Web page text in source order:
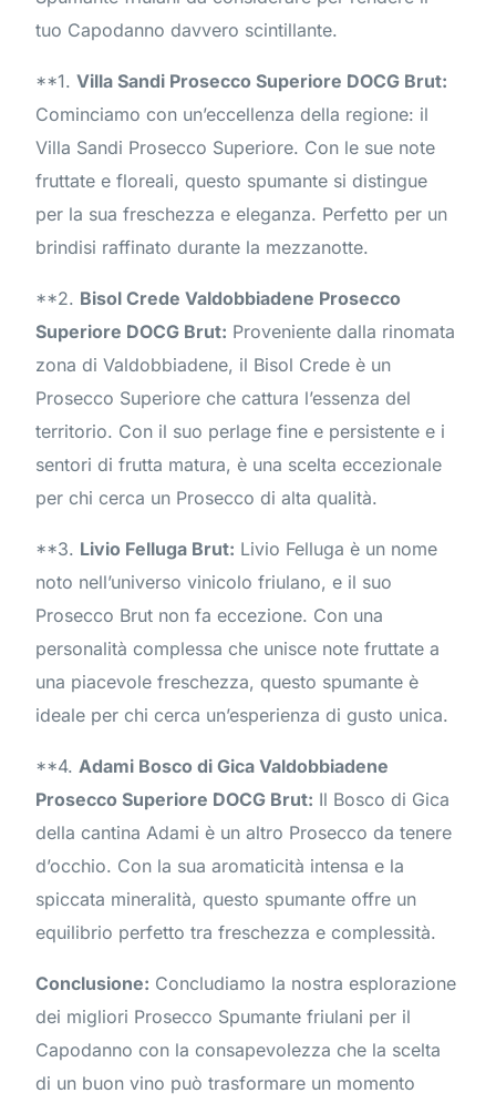
tuo Capodanno davvero scintillante.
**1.Villa Sandi Prosecco Superiore DOCG Brut:
Cominciamo con un’eccellenza della regione: il
Villa Sandi Prosecco Superiore. Con le sue note
fruttate e floreali, questo spumante si distingue
per la sua freschezza e eleganza. Perfetto per un
brindisi raffinato durante la mezzanotte.
**2. Bisol Crede Valdobbiadene Prosecco
Superiore DOCG Brut: Proveniente dalla rinomata
zona di Valdobbiadene, il Bisol Crede è un
Prosecco Superiore che cattura l’essenza del
territorio. Con il suo perlage fine e persistente e i
sentori di frutta matura, è una scelta eccezionale
per chi cerca un Prosecco di alta qualità.
**3. Livio Felluga Brut: Livio Felluga è un nome
noto nell’universo vinicolo friulano, e il suo
Prosecco Brut non fa eccezione. Con una
personalità complessa che unisce note fruttate a
una piacevole freschezza, questo spumante è
ideale per chi cerca un’esperienza di gusto unica.
**4. Adami Bosco di Gica Valdobbiadene
Prosecco Superiore DOCG Brut: Il Bosco di Gica
della cantina Adami è un altro Prosecco da tenere
d’occhio. Con la sua aromaticità intensa e la
spiccata mineralità, questo spumante offre un
equilibrio perfetto tra freschezza e complessità.
Conclusione: Concludiamo la nostra esplorazione
dei migliori Prosecco Spumante friulani per il
Capodanno con la consapevolezza che la scelta
di un buon vino può trasformare un momento